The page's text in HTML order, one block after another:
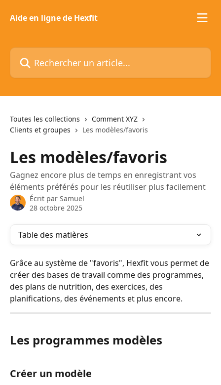
Aide en ligne de Hexfit
Rechercher un article...
Toutes les collections
Comment XYZ
Clients et groupes
Les modèles/favoris
Les modèles/favoris
Gagnez encore plus de temps en enregistrant vos
éléments préférés pour les réutiliser plus facilement
Écrit par Samuel
28 octobre 2025
Table des matières
Grâce au système de "favoris", Hexfit vous permet de
créer des bases de travail comme des programmes,
des plans de nutrition, des exercices, des
planifications, des événements et plus encore.
Les programmes modèles
Créer un modèle